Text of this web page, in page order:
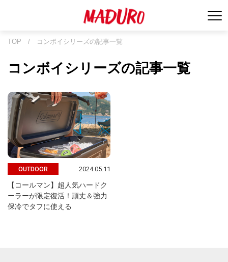
TOP / コンボイシリーズの記事一覧
コンボイシリーズの記事一覧
OUTDOOR 2024.05.11
【コールマン】超人気ハードク
ーラーが限定復活！頑丈＆強力
保冷でタフに使える